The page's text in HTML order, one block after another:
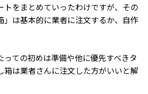
トをまとめていったわけですが、その
」は基本的に業者に注文するか、自作
っての初めは準備や他に優先すべきタ
箱は業者さんに注文した方がいいと解